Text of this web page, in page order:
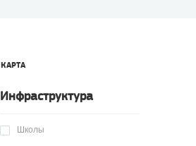
КАРТА
Инфраструктура
Школы